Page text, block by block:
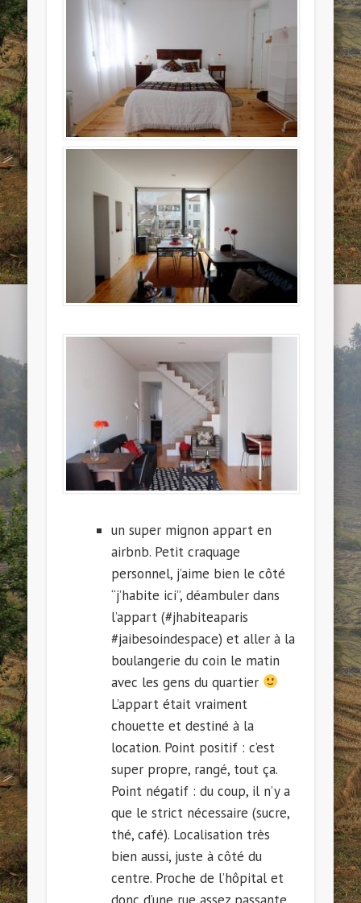
un super mignon appart en
airbnb. Petit craquage
personnel, j’aime bien le côté
“j’habite ici”, déambuler dans
l’appart (#jhabiteaparis
#jaibesoindespace) et aller à la
boulangerie du coin le matin
avec les gens du quartier
L’appart était vraiment
chouette et destiné à la
location. Point positif : c’est
super propre, rangé, tout ça.
Point négatif : du coup, il n’y a
que le strict nécessaire (sucre,
thé, café). Localisation très
bien aussi, juste à côté du
centre. Proche de l’hôpital et